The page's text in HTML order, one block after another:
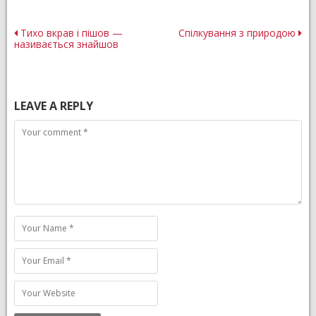
Post
navigation
Тихо вкрав і пішов —
називається знайшов
Спілкування з природою
LEAVE A REPLY
Comment
Name
Email
Website